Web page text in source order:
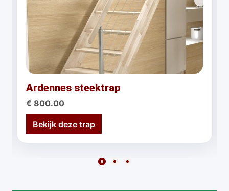
Ardennes steektrap
€ 800.00
Bekijk deze trap